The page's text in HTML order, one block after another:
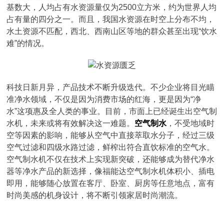
基数大，人均占有水资源量仅为2500立方米，约为世界人均
占有量的四分之一。而且，我国水资源在时空上分布不均，
水土资源不匹配，西北、西南山区等地的群众甚至出现“饮水
难”的情况。
科技日新月异，产品技术不断升级迭代。不少企业将目光瞄
准净水领域，不仅是因为消费市场的红海，更是因为“净
水”这项惠及全人类的事业。目前，市面上已经诞生出空气制
水机，未来或将有效解决这一难题。 空气制水 ，不受地域时
空等因素的影响，能够从空气中直接萃取水分子，经过三级
空气过滤和四级水路过滤，鲜榨出符合直饮标准的空气水。
空气制水机不仅在技术上实现新突破，还能够成为替代净水
器等净水产品的新选择，像福能达空气制水机体积小、插电
即用，能够随心放置在客厅、卧室、厨房等任意地点，富有
时尚美感的机身设计，将不断引领家居时尚潮流。